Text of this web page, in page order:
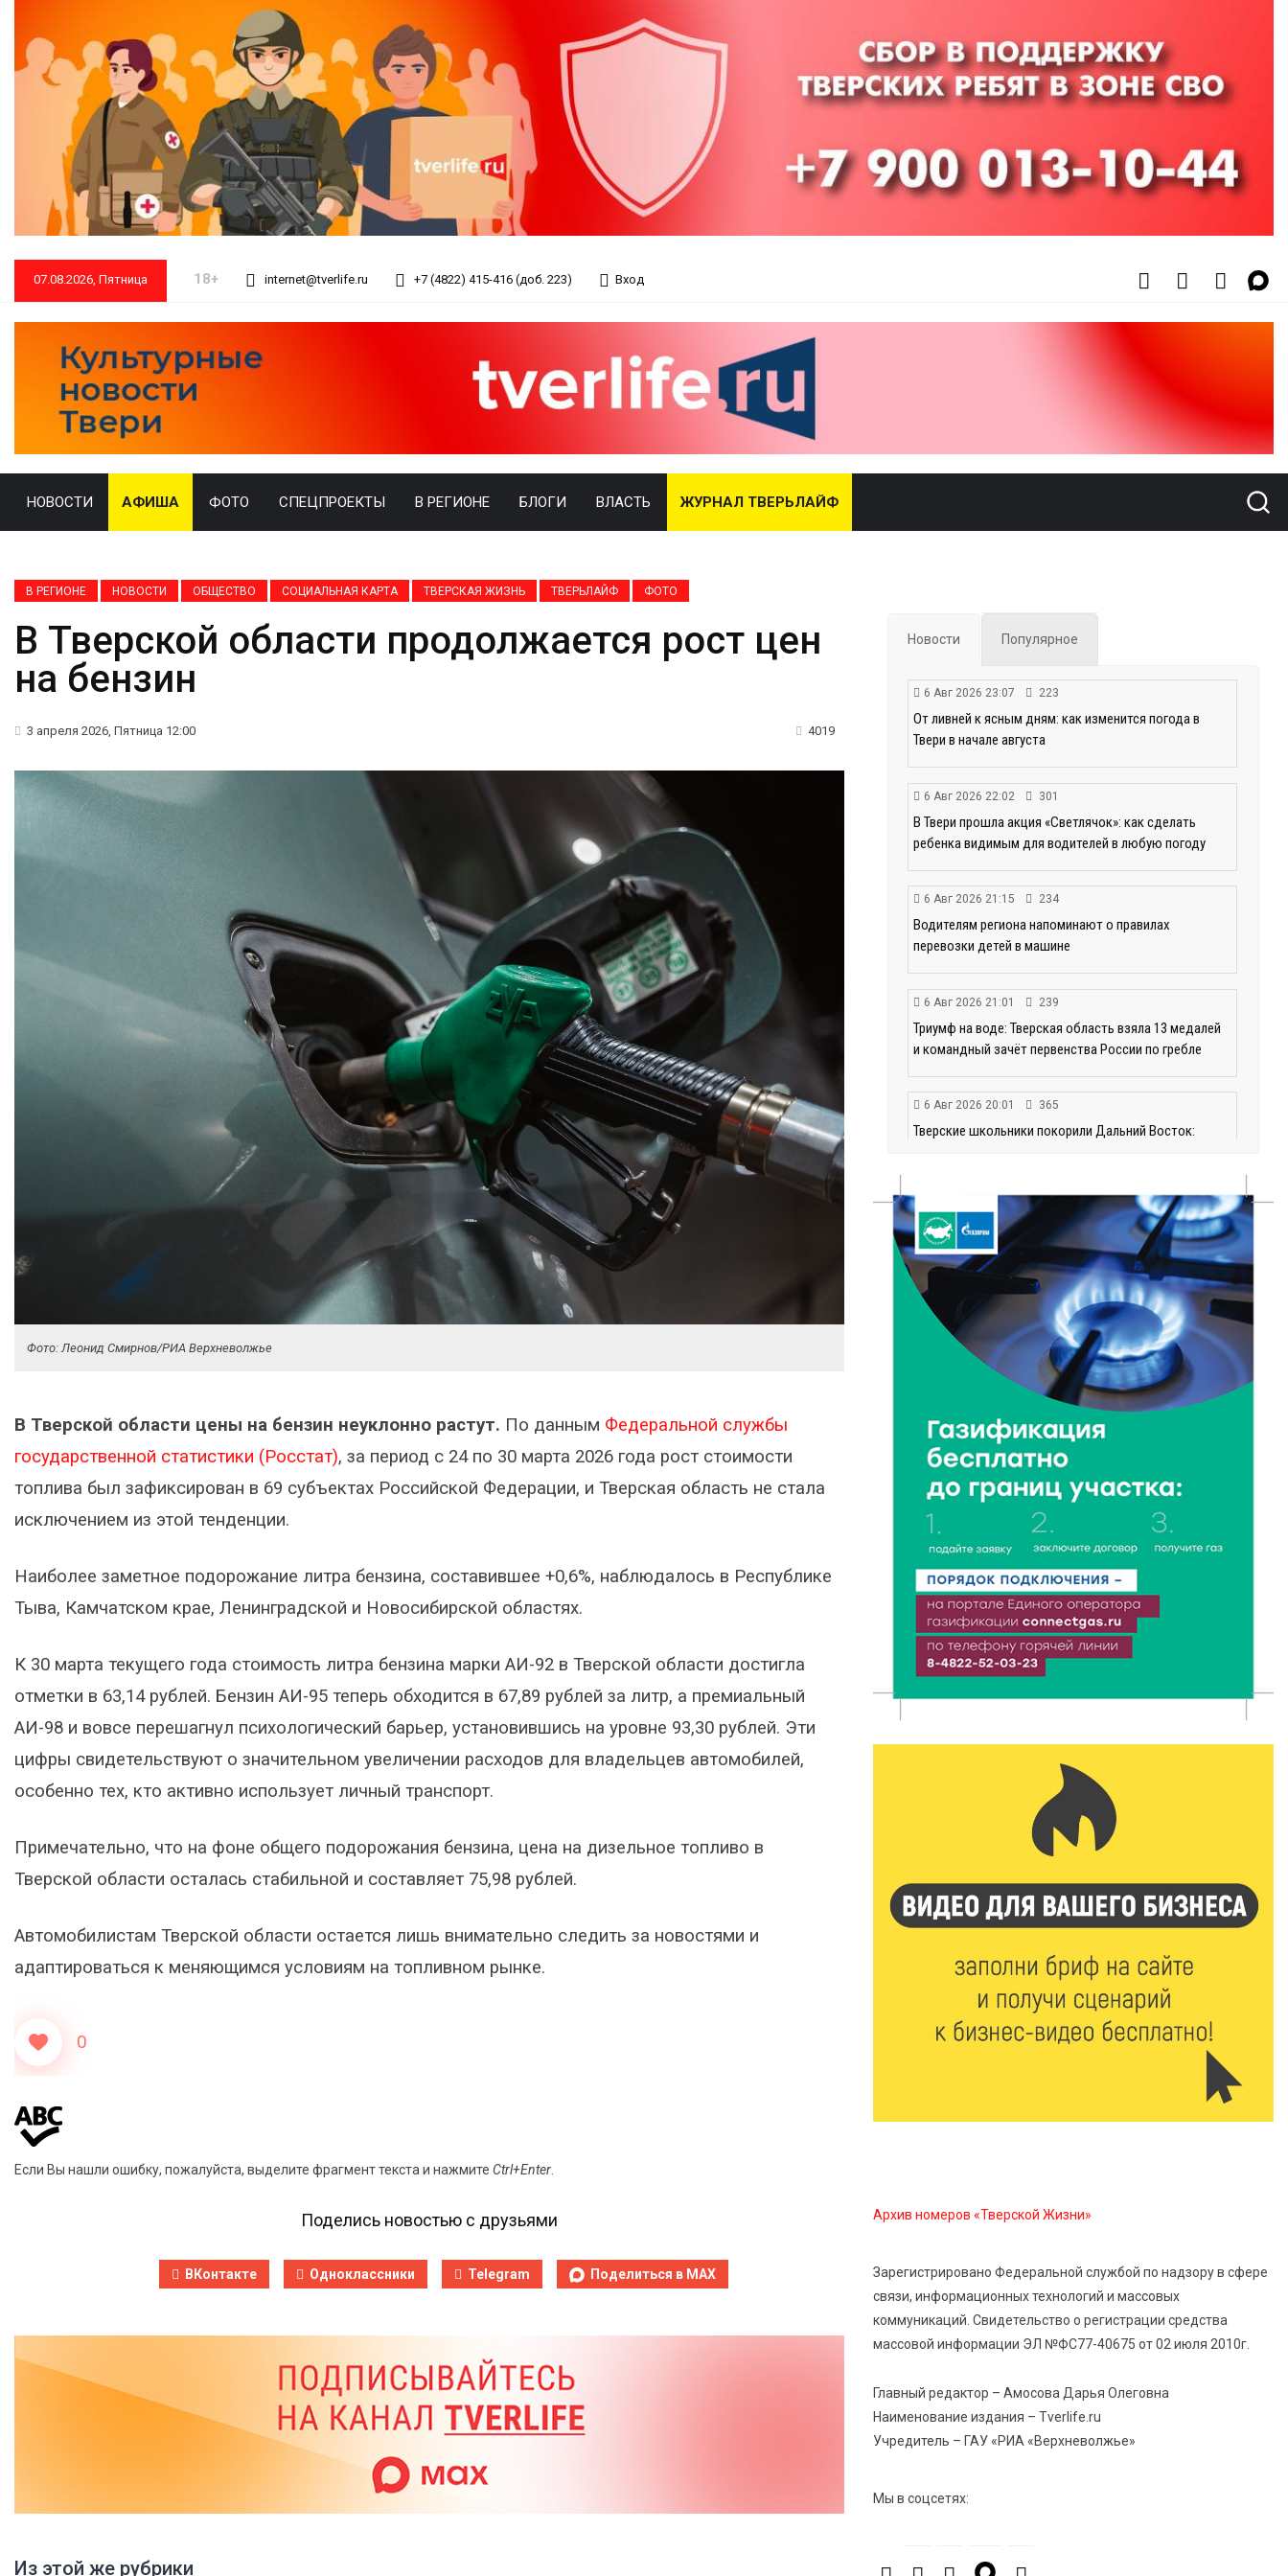
07.08.2026, Пятница 18+ internet@tverlife.ru +7 (4822) 415-416 (доб. 223) Вход
НОВОСТИ АФИША ФОТО СПЕЦПРОЕКТЫ В РЕГИОНЕ БЛОГИ ВЛАСТЬ ЖУРНАЛ ТВЕРЬЛАЙФ
В РЕГИОНЕ НОВОСТИ ОБЩЕСТВО СОЦИАЛЬНАЯ КАРТА ТВЕРСКАЯ ЖИЗНЬ ТВЕРЬЛАЙФ ФОТО
В Тверской области продолжается рост цен
на бензин
3 апреля 2026, Пятница 12:00 4019
Фото: Леонид Смирнов/РИА Верхневолжье
В Тверской области цены на бензин неуклонно растут. По данным Федеральной службы
государственной статистики (Росстат), за период с 24 по 30 марта 2026 года рост стоимости
топлива был зафиксирован в 69 субъектах Российской Федерации, и Тверская область не стала
исключением из этой тенденции.
Наиболее заметное подорожание литра бензина, составившее +0,6%, наблюдалось в Республике
Тыва, Камчатском крае, Ленинградской и Новосибирской областях.
К 30 марта текущего года стоимость литра бензина марки АИ-92 в Тверской области достигла
отметки в 63,14 рублей. Бензин АИ-95 теперь обходится в 67,89 рублей за литр, а премиальный
АИ-98 и вовсе перешагнул психологический барьер, установившись на уровне 93,30 рублей. Эти
цифры свидетельствуют о значительном увеличении расходов для владельцев автомобилей,
особенно тех, кто активно использует личный транспорт.
Примечательно, что на фоне общего подорожания бензина, цена на дизельное топливо в
Тверской области осталась стабильной и составляет 75,98 рублей.
Автомобилистам Тверской области остается лишь внимательно следить за новостями и
адаптироваться к меняющимся условиям на топливном рынке.
0
Если Вы нашли ошибку, пожалуйста, выделите фрагмент текста и нажмите Ctrl+Enter
Поделись новостью с друзьями
ВКонтакте Одноклассники Telegram Поделиться в MAX
Из этой же рубрики
Новости Популярное
6 Авг 2026 23:07 223
От ливней к ясным дням: как изменится погода в
Твери в начале августа
6 Авг 2026 22:02 301
В Твери прошла акция «Светлячок»: как сделать
ребенка видимым для водителей в любую погоду
6 Авг 2026 21:15 234
Водителям региона напоминают о правилах
перевозки детей в машине
6 Авг 2026 21:01 239
Триумф на воде: Тверская область взяла 13 медалей
и командный зачёт первенства России по гребле
6 Авг 2026 20:01 365
Тверские школьники покорили Дальний Восток:
333
Забота о пациентах и врачах: в ГКБ №7 стало ещё
комфортнее
6 Авг 2026 18:18 296
Большие деньги для большой модернизации
тверских заводов
«Дух больших побед»: глава спорткомитета оценил
состояние СШОР по гребле в Твери
6 Авг 2026 17:01 225
День рождения Светофора: в детском саду № 6
6 Авг 2026 16:41 388
В Твери пройдёт дополнительный день приёма в
колледжи
Исследование: ежемесячная смена категорий
кешбэка создает волны спроса
362
Тверские «Романтики» покорили Витебск своей
6 Авг 2026 16:08 423
Виталий Королев наградил строителей и
анонсировал новые проекты
6 Авг 2026 16:02 186
Голубев проверил школы и детсады Зубцова к 1
сентября
6 Авг 2026 15:01 296
Владимира Васильева о героях СВО проходит в РГБ
6 Авг 2026 14:55 254
6 Авг 2026 14:01
Архив номеров «Тверской Жизни»
Зарегистрировано Федеральной службой по надзору в сфере
связи, информационных технологий и массовых
коммуникаций. Свидетельство о регистрации средства
массовой информации ЭЛ №ФС77-40675 от 02 июля 2010г.
Главный редактор – Амосова Дарья Олеговна
Наименование издания – Tverlife.ru
Учредитель – ГАУ «РИА «Верхневолжье»
Мы в соцсетях: